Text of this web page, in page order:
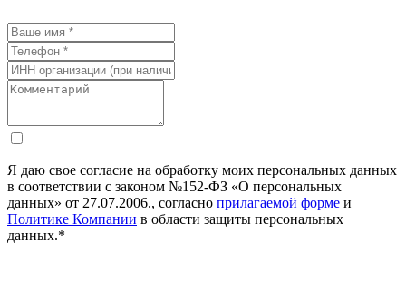
Я даю свое согласие на обработку моих персональных данных
в соответствии с законом №152-ФЗ «О персональных
данных» от 27.07.2006., согласно прилагаемой форме и
Политике Компании в области защиты персональных
данных.*